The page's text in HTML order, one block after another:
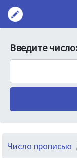
Введите число:
Число прописью